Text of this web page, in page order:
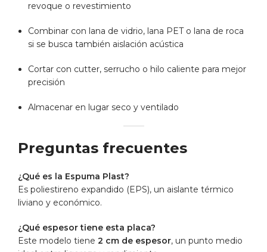
revoque o revestimiento
Combinar con lana de vidrio, lana PET o lana de roca
si se busca también aislación acústica
Cortar con cutter, serrucho o hilo caliente para mejor
precisión
Almacenar en lugar seco y ventilado
Preguntas frecuentes
¿Qué es la Espuma Plast?
Es poliestireno expandido (EPS), un aislante térmico
liviano y económico.
¿Qué espesor tiene esta placa?
Este modelo tiene 2 cm de espesor, un punto medio